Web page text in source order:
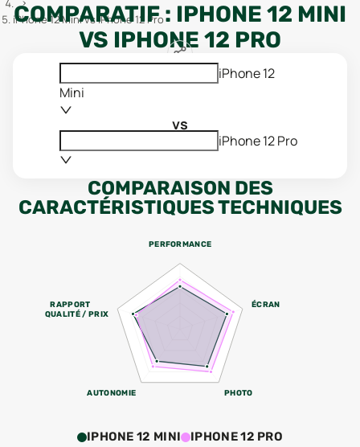
iPhone 12 Mini vs iPhone 12 Pro
COMPARATIF : IPHONE 12 MINI
VS IPHONE 12 PRO
iPhone 12
Mini
vs
iPhone 12 Pro
COMPARAISON DES
CARACTÉRISTIQUES TECHNIQUES
PERFORMANCE
ÉCRAN
PHOTO
AUTONOMIE
RAPPORT
QUALITÉ / PRIX
IPHONE 12 MINI IPHONE 12 PRO